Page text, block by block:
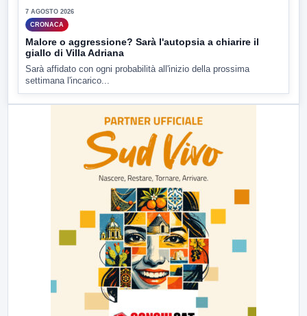
7 AGOSTO 2026
CRONACA
Malore o aggressione? Sarà l'autopsia a chiarire il
giallo di Villa Adriana
Sarà affidato con ogni probabilità all'inizio della prossima
settimana l'incarico...